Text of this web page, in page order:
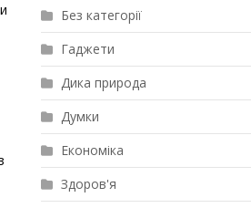
Без категорії
Гаджети
Дика природа
Думки
Економіка
Здоров'я